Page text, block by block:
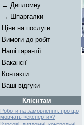
→ Дипломну
→ Шпаргалки
Ціни на послуги
Вимоги до робіт
Наші гарантії
Вакансії
Контакти
Ваші відгуки
Клієнтам
Роботи на замовлення: про що
мовчать «експерти»?